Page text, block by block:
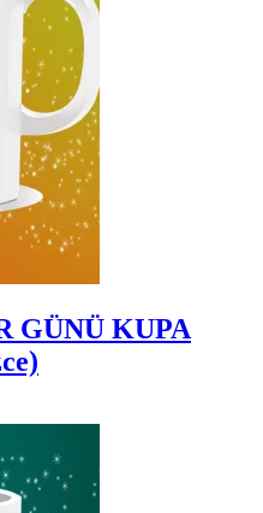
GÜNÜ KUPA